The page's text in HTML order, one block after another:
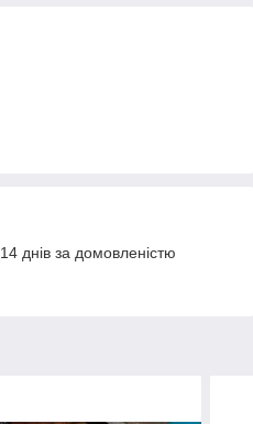
днів за домовленістю